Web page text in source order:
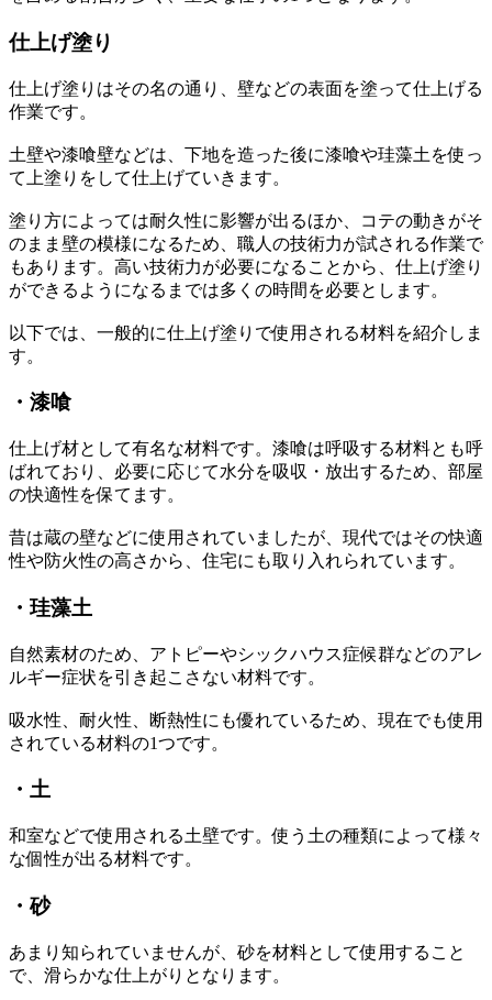
仕上げ塗り
仕上げ塗りはその名の通り、壁などの表面を塗って仕上げる
作業です。
土壁や漆喰壁などは、下地を造った後に漆喰や珪藻土を使っ
て上塗りをして仕上げていきます。
塗り方によっては耐久性に影響が出るほか、コテの動きがそ
のまま壁の模様になるため、職人の技術力が試される作業で
もあります。高い技術力が必要になることから、仕上げ塗り
ができるようになるまでは多くの時間を必要とします。
以下では、一般的に仕上げ塗りで使用される材料を紹介しま
す。
・漆喰
仕上げ材として有名な材料です。漆喰は呼吸する材料とも呼
ばれており、必要に応じて水分を吸収・放出するため、部屋
の快適性を保てます。
昔は蔵の壁などに使用されていましたが、現代ではその快適
性や防火性の高さから、住宅にも取り入れられています。
・珪藻土
自然素材のため、アトピーやシックハウス症候群などのアレ
ルギー症状を引き起こさない材料です。
吸水性、耐火性、断熱性にも優れているため、現在でも使用
されている材料の1つです。
・土
和室などで使用される土壁です。使う土の種類によって様々
な個性が出る材料です。
・砂
あまり知られていませんが、砂を材料として使用すること
で、滑らかな仕上がりとなります。